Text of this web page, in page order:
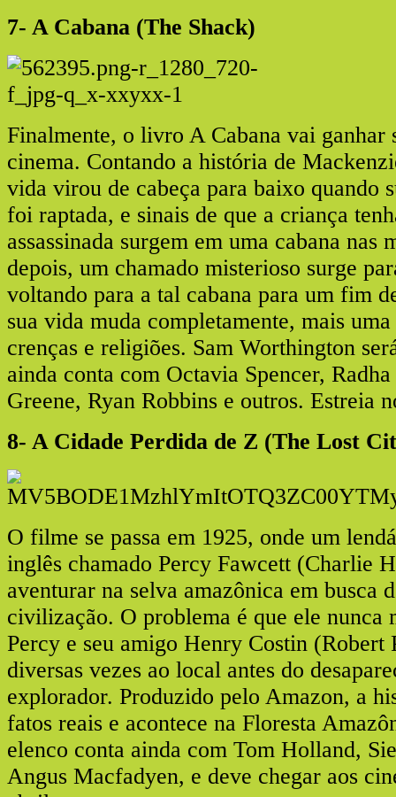
7- A Cabana (The Shack)
Finalmente, o livro A Cabana vai ganhar
cinema. Contando a história de
vida virou de cabeça para baixo quando
foi raptada, e sinais de que a criança
assassinada surgem em uma cabana nas
depois, um chamado misterioso surge
voltando para a tal cabana para um fim
sua vida muda completamente, mais
crenças e religiões. Sam Worthington
ainda conta com Octavia Spencer,
Greene, Ryan Robbins e outros. Estreia
8- A Cidade Perdida de Z (The Lost
O filme se passa em 1925, onde um
inglês chamado Percy Fawcett (Charlie
aventurar na selva amazônica em busca
civilização. O problema é que ele nunca
Percy e seu amigo Henry Costin (Robert
diversas vezes ao local antes do
explorador. Produzido pelo Amazon, a
fatos reais e acontece na Floresta
elenco conta ainda com Tom Holland,
Angus Macfadyen, e deve chegar aos